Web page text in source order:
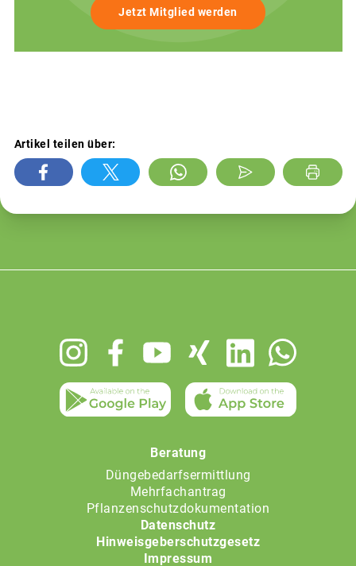
Jetzt Mitglied werden
Artikel teilen über:
Beratung
Düngebedarfsermittlung
Mehrfachantrag
Pflanzenschutzdokumentation
Datenschutz
Hinweisgeberschutzgesetz
Impressum